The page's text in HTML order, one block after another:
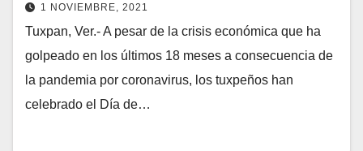
1 NOVIEMBRE, 2021
Tuxpan, Ver.- A pesar de la crisis económica que ha
golpeado en los últimos 18 meses a consecuencia de
la pandemia por coronavirus, los tuxpeños han
celebrado el Día de…